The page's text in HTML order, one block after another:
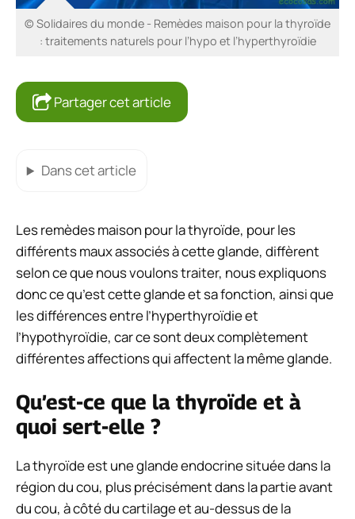
© Solidaires du monde - Remèdes maison pour la thyroïde
: traitements naturels pour l’hypo et l’hyperthyroïdie
Partager cet article
Dans cet article
Les remèdes maison pour la thyroïde, pour les
différents maux associés à cette glande, diffèrent
selon ce que nous voulons traiter, nous expliquons
donc ce qu’est cette glande et sa fonction, ainsi que
les différences entre l’hyperthyroïdie et
l’hypothyroïdie, car ce sont deux complètement
différentes affections qui affectent la même glande.
Qu’est-ce que la thyroïde et à
quoi sert-elle ?
La thyroïde est une glande endocrine située dans la
région du cou, plus précisément dans la partie avant
du cou, à côté du cartilage et au-dessus de la